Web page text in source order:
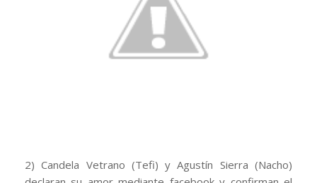
2) Candela Vetrano (Tefi) y Agustín Sierra (Nacho)